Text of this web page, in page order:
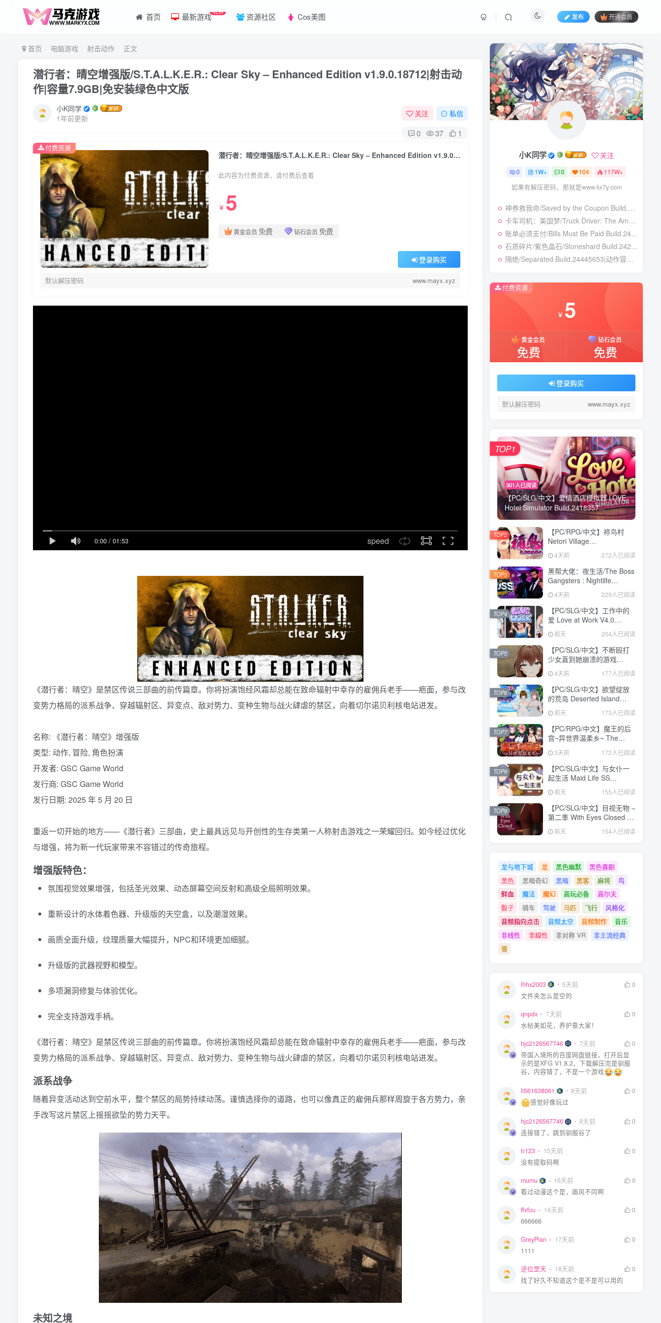
首页 最新游戏NEW 资源社区 Cos美图 发布 开通会员
首页 电脑游戏 射击动作 正文
潜行者：晴空增强版/S.T.A.L.K.E.R.: Clear Sky – Enhanced Edition v1.9.0.18712|射击动
作|容量7.9GB|免安装绿色中文版
小K同学
1年前更新
关注 私信
0 37 1
潜行者：晴空增强版/S.T.A.L.K.E.R.: Clear Sky – Enhanced Edition v1.9.0.18712|射击动作|容量7.9GB|免安装绿色中文版
此内容为付费资源，请付费后查看
￥ 5
黄金会员 免费 钻石会员 免费
登录购买
默认解压密码 www.mayx.xyz
付费资源
0:00 / 01:53 speed
《潜行者：晴空》是禁区传说三部曲的前传篇章。你将扮演饱经风霜却总能在致命辐射中幸存的雇佣兵老手——疤面，参与改
变势力格局的派系战争、穿越辐射区、异变点、敌对势力、变种生物与战火肆虐的禁区，向着切尔诺贝利核电站进发。
名称: 《潜行者：晴空》增强版
类型: 动作, 冒险, 角色扮演
开发者: GSC Game World
发行商: GSC Game World
发行日期: 2025 年 5 月 20 日
重返一切开始的地方——《潜行者》三部曲，史上最具远见与开创性的生存类第一人称射击游戏之一荣耀回归。如今经过优化
与增强，将为新一代玩家带来不容错过的传奇旅程。
增强版特色：
氛围视觉效果增强，包括圣光效果、动态屏幕空间反射和高级全局照明效果。
重新设计的水体着色器、升级版的天空盒，以及潮湿效果。
画质全面升级，纹理质量大幅提升，NPC和环境更加细腻。
升级版的武器视野和模型。
多项漏洞修复与体验优化。
完全支持游戏手柄。
《潜行者：晴空》是禁区传说三部曲的前传篇章。你将扮演饱经风霜却总能在致命辐射中幸存的雇佣兵老手——疤面，参与改
变势力格局的派系战争、穿越辐射区、异变点、敌对势力、变种生物与战火肆虐的禁区，向着切尔诺贝利核电站进发。
派系战争
随着异变活动达到空前水平，整个禁区的局势持续动荡。谨慎选择你的道路，也可以像真正的雇佣兵那样周旋于各方势力，亲
手改写这片禁区上摇摇欲坠的势力天平。
未知之境
小K同学 关注
0 1W+ 0 104 117W+
如果有解压密码，那就是www.kx7y.com
神券救我命/Saved by the Coupon Build.23925962|休闲益智|容量273B|免安装绿色中文版
卡车司机：美国梦/Truck Driver: The American Dream Build.24390879|模拟经营|容量19.5GB|免安装绿色中文版
账单必须支付/Bills Must Be Paid Build.24451921|动作冒险|容量1.4GB|免安装绿色中文版
石质碎片/紫色晶石/Stoneshard Build.24221199|角色扮演|容量887B|免安装绿色中文版
隔绝/Separated Build.24445653|动作冒险|容量8.1GB|免安装绿色中文版
付费资源
￥ 5
黄金会员
免费
钻石会员
免费
登录购买
默认解压密码 www.mayx.xyz
301人已阅读
【PC/SLG/中文】爱情酒店模拟器 LOVE
Hotel Simulator Build.2418357...
TOP1
【PC/RPG/中文】祢鸟村
Netori Village
Build.24194835 STEAM官
方中文版【540MB】
4天前 272人已阅读
TOP2
黑帮大佬：夜生活/The Boss
Gangsters : Nightlife
Build.21376939|模拟经营|容
量8.4GB|免安装绿色中文版
4天前 229人已阅读
TOP3
【PC/SLG/中文】工作中的
爱 Love at Work V4.0
STEAM官方中文版
【3.1GB】
前天 204人已阅读
TOP4
【PC/SLG/中文】不断殴打
少女直到她崩溃的游戏
V1.0.0 汉化版【473MB】
4天前 177人已阅读
TOP5
【PC/SLG/中文】欲望绽放
的荒岛 Deserted Island
Where Desire Blossoms
V1.03 STEAM官方中文版
【1.1GB】
前天 173人已阅读
TOP6
【PC/RPG/中文】魔王的后
宫~异世界温柔乡~ The
Demon King: Harem
Build.24371582 STEAM官
方中文版【1.6GB】
3天前 172人已阅读
TOP7
【PC/SLG/中文】与女仆一
起生活 Maid Life SS
Build.24377103 STEAM官
方中文版【598MB】
前天 155人已阅读
TOP8
【PC/SLG/中文】目视无物 –
第二季 With Eyes Closed –
Season 2 Build.24311960
STEAM官方中文版
前天 154人已阅读
TOP9
龙与地下城 龙 黑色幽默
黑色喜剧
黑色
黑暗奇幻 黑暗 黑客 麻将
鸟
鲜血
魔法 魔幻 高玩必备
高尔夫
骰子
骑车 驾驶 马匹 飞行
风格化
音频指向点击
音频太空 音频制作
音乐
非线性
非線性 非对称 VR
非主流经典
雪
lhhx2003 5天前
0
文件夹怎么是空的
qnpdx 7天前
0
水帖美如花，养护靠大家！
hjc2126567746 7天前
0
帝国入境所的百度网盘链接，打开后显
示的是XFG V1.8.2，下载解压完是驯服
谷，内容错了，不是一个游戏
li561638061 8天前
0
感觉好像玩过
hjc2126567746 8天前
0
连接错了，跳到驯服谷了
tr123 15天前
0
没有提取码啊
mumu 16天前
0
看过动漫这个是，画风不同啊
ffvfcu 16天前
0
666666
GreyPian 17天前
0
1111
逆位罡天 18天前
0
找了好久不知道这个是不是可以用的